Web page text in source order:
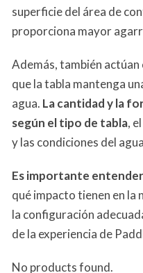
superficie del área de
proporciona mayor
Además, también
que la tabla mantenga
agua. La cantidad y la
según el tipo de tabla,
y las condiciones del
Es importante
qué impacto tienen en la
la configuración
de la experiencia de
No products found.